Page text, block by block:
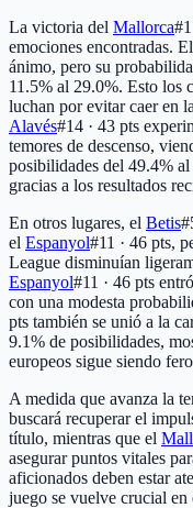
La victoria del Mallorca
emociones encontradas.
ánimo, pero su
11.5% al 29.0%. Esto los
luchan por evitar caer en
Alavés#14 · 43 pts
temores de descenso,
posibilidades del 49.4%
gracias a los resultados
En otros lugares, el Betis
el Espanyol#11 · 46 pts,
League disminuían
Espanyol#11 · 46 pts
con una modesta
pts también se unió a la
9.1% de posibilidades,
europeos sigue siendo
A medida que avanza la
buscará recuperar el
título, mientras que el
asegurar puntos vitales
aficionados deben estar
juego se vuelve crucial en